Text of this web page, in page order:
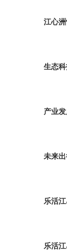
江心
生态
产业
未来
乐活
乐活